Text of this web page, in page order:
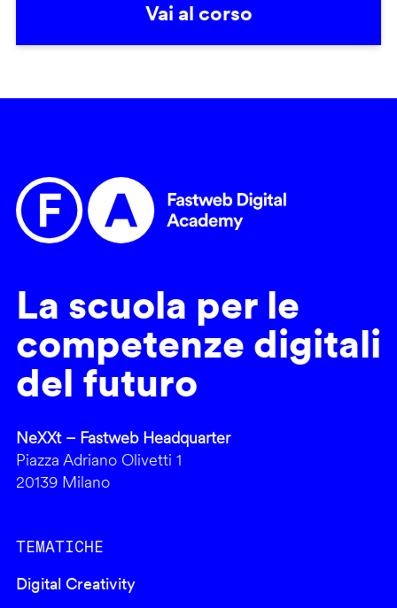
Vai al corso
La scuola per le
competenze digitali
del futuro
NeXXt – Fastweb Headquarter
Piazza Adriano Olivetti 1
20139 Milano
TEMATICHE
Digital Creativity